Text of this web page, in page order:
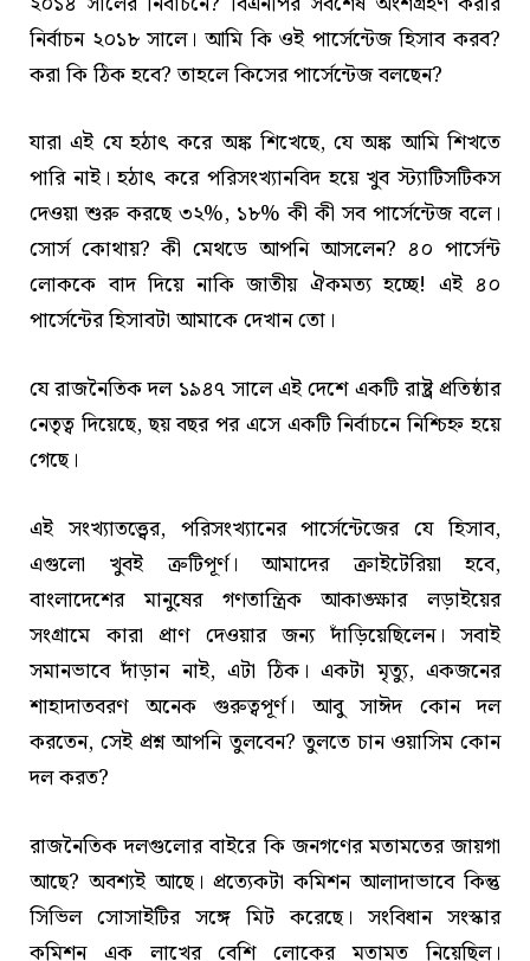
নির্বাচন ২০১৮ সালে। আমি কি ওই পার্সেন্টেজ হিসাব করব?
করা কি ঠিক হবে? তাহলে কিসের পার্সেন্টেজ বলছেন?
যারা এই যে হঠাৎ করে অঙ্ক শিখেছে, যে অঙ্ক আমি শিখতে
পারি নাই। হঠাৎ করে পরিসংখ্যানবিদ হয়ে খুব স্ট্যাটিসটিকস
দেওয়া শুরু করছে ৩২%, ১৮% কী কী সব পার্সেন্টেজ বলে।
সোর্স কোথায়? কী মেথডে আপনি আসলেন? ৪০ পার্সেন্ট
লোককে বাদ দিয়ে নাকি জাতীয় ঐকমত্য হচ্ছে! এই ৪০
পার্সেন্টের হিসাবটা আমাকে দেখান তো।
যে রাজনৈতিক দল ১৯৪৭ সালে এই দেশে একটি রাষ্ট্র প্রতিষ্ঠার
নেতৃত্ব দিয়েছে, ছয় বছর পর এসে একটি নির্বাচনে নিশ্চিহ্ন হয়ে
গেছে।
এই সংখ্যাতত্ত্বের, পরিসংখ্যানের পার্সেন্টেজের যে হিসাব,
এগুলো খুবই ত্রুটিপূর্ণ। আমাদের ক্রাইটেরিয়া হবে,
বাংলাদেশের মানুষের গণতান্ত্রিক আকাঙ্ক্ষার লড়াইয়ের
সংগ্রামে কারা প্রাণ দেওয়ার জন্য দাঁড়িয়েছিলেন। সবাই
সমানভাবে দাঁড়ান নাই, এটা ঠিক। একটা মৃত্যু, একজনের
শাহাদাতবরণ অনেক গুরুত্বপূর্ণ। আবু সাঈদ কোন দল
করতেন, সেই প্রশ্ন আপনি তুলবেন? তুলতে চান ওয়াসিম কোন
দল করত?
রাজনৈতিক দলগুলোর বাইরে কি জনগণের মতামতের জায়গা
আছে? অবশ্যই আছে। প্রত্যেকটা কমিশন আলাদাভাবে কিন্তু
সিভিল সোসাইটির সঙ্গে মিট করেছে। সংবিধান সংস্কার
কমিশন এক লাখের বেশি লোকের মতামত নিয়েছিল।